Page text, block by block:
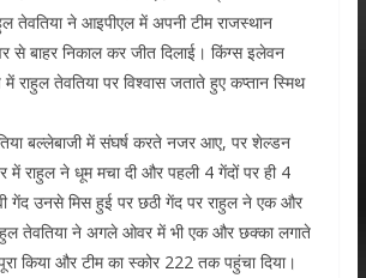
तेवतिया ने आइपीएल में अपनी टीम राजस्थान
से बाहर निकाल कर जीत दिलाई। किंग्स इलेवन
तेवतिया पर विश्वास जताते हुए कप्तान स्मिथ
बल्लेबाजी में संघर्ष करते नजर आए, पर शेल्डन
राहुल ने धूम मचा दी और पहली 4 गेंदों पर ही 4
गेंद उनसे मिस हुई पर छठी गेंद पर राहुल ने एक और
तेवतिया ने अगले ओवर में भी एक और छक्का लगाते
किया और टीम का स्कोर 222 तक पहुंचा दिया।